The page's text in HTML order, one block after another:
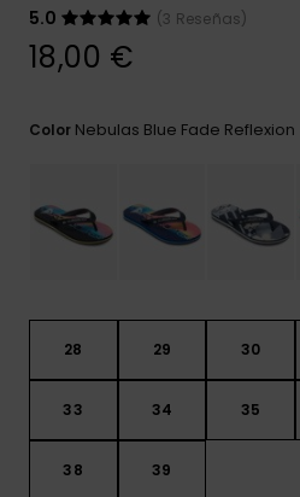
respuestas a
las preguntas
nuestro
formulario de
Consultar
las FAQ
5.0
(3 Reseñas)
18,00 €
Color Nebulas Blue Fade Reflexion
28 29 30
33 34 35
38 39